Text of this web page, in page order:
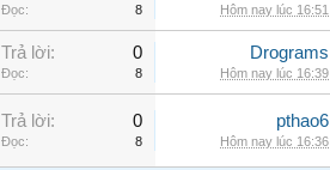
Đọc: 8 Hôm nay lúc 16:51
Trả lời: 0
Đọc: 8
Drograms
Hôm nay lúc 16:39
Trả lời: 0
Đọc: 8
pthao6
Hôm nay lúc 16:36